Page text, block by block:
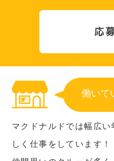
働いて
マクドナルドでは幅広
しく仕事をしています！